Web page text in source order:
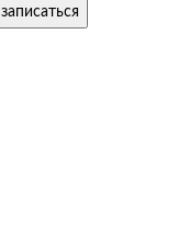
записаться